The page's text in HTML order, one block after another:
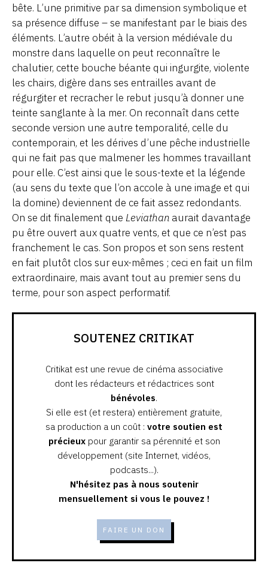
bête. L’une primitive par sa dimension symbolique et
sa présence diffuse – se manifestant par le biais des
éléments. L’autre obéit à la version médiévale du
monstre dans laquelle on peut reconnaître le
chalutier, cette bouche béante qui ingurgite, violente
les chairs, digère dans ses entrailles avant de
régurgiter et recracher le rebut jusqu’à donner une
teinte sanglante à la mer. On reconnaît dans cette
seconde version une autre temporalité, celle du
contemporain, et les dérives d’une pêche industrielle
qui ne fait pas que malmener les hommes travaillant
pour elle. C’est ainsi que le sous-texte et la légende
(au sens du texte que l’on accole à une image et qui
la domine) deviennent de ce fait assez redondants.
On se dit finalement que Leviathan aurait davantage
pu être ouvert aux quatre vents, et que ce n’est pas
franchement le cas. Son propos et son sens restent
en fait plutôt clos sur eux-mêmes ; ceci en fait un film
extraordinaire, mais avant tout au premier sens du
terme, pour son aspect performatif.
SOUTENEZ CRITIKAT
Critikat est une revue de cinéma associative
dont les rédacteurs et rédactrices sont
bénévoles.
Si elle est (et restera) entièrement gratuite,
sa production a un coût : votre soutien est
précieuxpour garantir sa pérennité et son
développement (site Internet, vidéos,
podcasts...).
N'hésitez pas à nous soutenir
mensuellement si vous le pouvez !
FAIRE UN DON